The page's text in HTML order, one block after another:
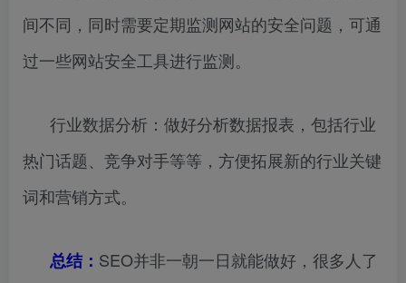
间不同，同时需要定期监测网站的安全问题，可通
过一些网站安全工具进行监测。
行业数据分析：做好分析数据报表，包括行业
热门话题、竞争对手等等，方便拓展新的行业关键
词和营销方式。
总结： SEO并非一朝一日就能做好，很多人了